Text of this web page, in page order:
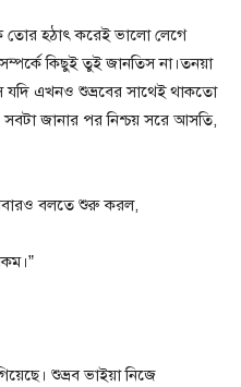
তোর হঠাৎ করেই ভালো লেগে
কিছুই তুই জানতিস না।তনয়া
যদি এখনও শুভ্রবের সাথেই থাকতো
জানার পর নিশ্চয় সরে আসতি,
আবারও বলতে শুরু করল,
শুভ্রব ভাইয়া নিজে